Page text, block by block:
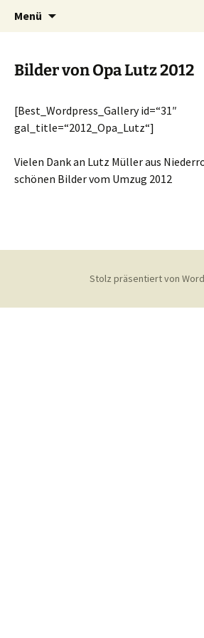
Nauschder
e.V.
Homepage des Nauschder
e.V.
Menü
Bilder von Opa Lutz 2012
[Best_Wordpress_Gallery id=“31″
gal_title=“2012_Opa_Lutz“]
Vielen Dank an Lutz Müller aus
schönen Bilder vom Umzug 2012
Stolz präsentiert von